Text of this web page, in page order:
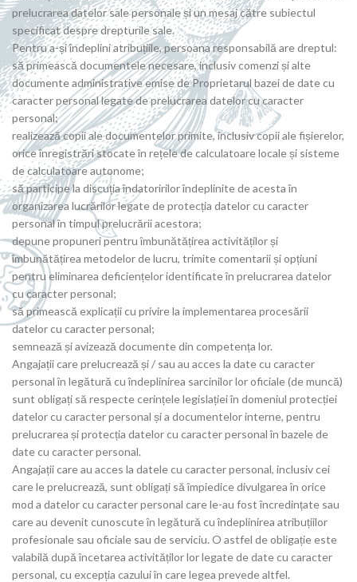
prelucrarea datelor sale personale și un mesaj către subiectul
specificat despre drepturile sale.
Pentru a-și îndeplini atribuțiile, persoana responsabilă are dreptul:
să primească documentele necesare, inclusiv comenzi și alte
documente administrative emise de Proprietarul bazei de date cu
caracter personal legate de prelucrarea datelor cu caracter
personal;
realizează copii ale documentelor primite, inclusiv copii ale fișierelor,
orice înregistrări stocate în rețele de calculatoare locale și sisteme
de calculatoare autonome;
să participe la discuția îndatoririlor îndeplinite de acesta în
organizarea lucrărilor legate de protecția datelor cu caracter
personal în timpul prelucrării acestora;
depune propuneri pentru îmbunătățirea activităților și
îmbunătățirea metodelor de lucru, trimite comentarii și opțiuni
pentru eliminarea deficiențelor identificate în prelucrarea datelor
cu caracter personal;
să primească explicații cu privire la implementarea procesării
datelor cu caracter personal;
semnează și avizează documente din competența lor.
Angajații care prelucrează și / sau au acces la date cu caracter
personal în legătură cu îndeplinirea sarcinilor lor oficiale (de muncă)
sunt obligați să respecte cerințele legislației în domeniul protecției
datelor cu caracter personal și a documentelor interne, pentru
prelucrarea și protecția datelor cu caracter personal în bazele de
date cu caracter personal.
Angajații care au acces la datele cu caracter personal, inclusiv cei
care le prelucrează, sunt obligați să împiedice divulgarea în orice
mod a datelor cu caracter personal care le-au fost încredințate sau
care au devenit cunoscute în legătură cu îndeplinirea atribuțiilor
profesionale sau oficiale sau de serviciu. O astfel de obligație este
valabilă după încetarea activităților lor legate de date cu caracter
personal, cu excepția cazului în care legea prevede altfel.